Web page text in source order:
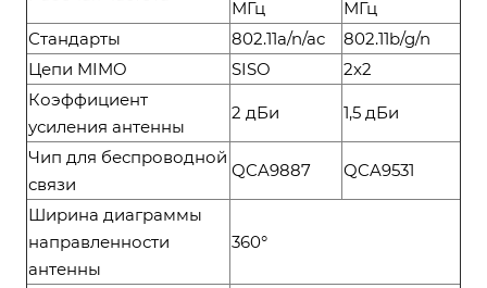
МГц
МГц
Стандарты
802.11a/n/ac
802.11b/g/n
Цепи MIMO
SISO
2x2
Коэффициент
усиления антенны
2 дБи 1,5 дБи
Чип для беспроводной
связи
QCA9887 QCA9531
Ширина диаграммы
направленности
антенны
360°